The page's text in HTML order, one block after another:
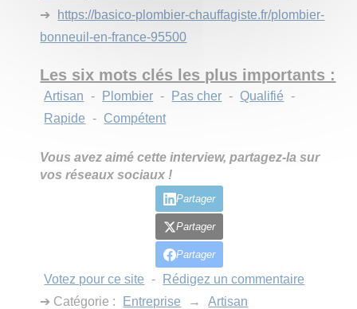
➔
https://basico-plombier-chauffagiste.fr/plombier-
bonneuil-en-france-95500
Les six mots clés les plus importants :
Artisan - Plombier - Pas cher - Qualifié -
Rapide - Compétent
Vous avez aimé cette interview, partagez-la sur
vos réseaux sociaux !
Partager
Partager
Partager
Votez pour ce site -
Rédigez un commentaire
➔ Catégorie :
Entreprise → Artisan